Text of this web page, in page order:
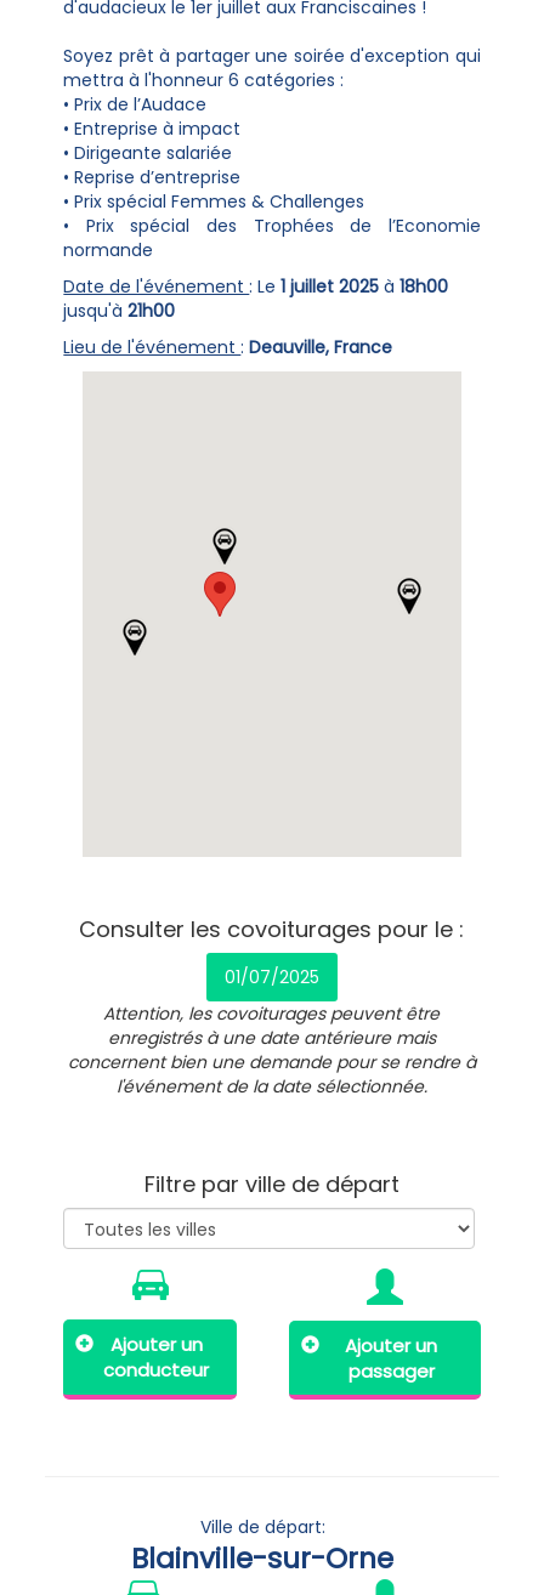
d'audacieux le 1er juillet aux Franciscaines !
Soyez prêt à partager une soirée d'exception qui
mettra à l'honneur 6 catégories :
• Prix de l’Audace
• Entreprise à impact
• Dirigeante salariée
• Reprise d’entreprise
• Prix spécial Femmes & Challenges
• Prix spécial des Trophées de l’Economie
normande
Date de l'événement: Le1 juillet 2025 à18h00
jusqu'à21h00
Lieu de l'événement:Deauville, France
Consulter les covoiturages pour le :
01/07/2025
Attention, les covoiturages peuvent être
enregistrés à une date antérieure mais
concernent bien une demande pour se rendre à
l'événement de la date sélectionnée.
Filtre par ville de départ
Ajouter un
conducteur
Ajouter un
passager
Ville de départ:
Blainville-sur-Orne